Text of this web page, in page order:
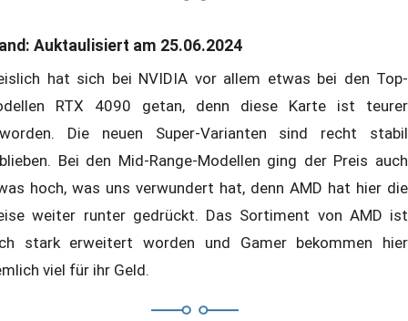
Auktaulisiert am 25.06.2024
hat sich bei NVIDIA vor allem etwas bei den Top-
RTX 4090 getan, denn diese Karte ist teurer
Die neuen Super-Varianten sind recht stabil
Bei den Mid-Range-Modellen ging der Preis auch
hoch, was uns verwundert hat, denn AMD hat hier die
weiter runter gedrückt. Das Sortiment von AMD ist
stark erweitert worden und Gamer bekommen hier
viel für ihr Geld.